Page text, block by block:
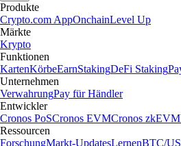
Produkte
Crypto.com AppOnchainLevel Up
Märkte
Krypto
Funktionen
KartenKörbeEarnStakingDeFi Staking
Unternehmen
VerwahrungPay für Händler
Entwickler
Cronos PoSCronos EVMCronos zkEVM
Ressourcen
ForschungMarkt-UpdatesLernenBTC/